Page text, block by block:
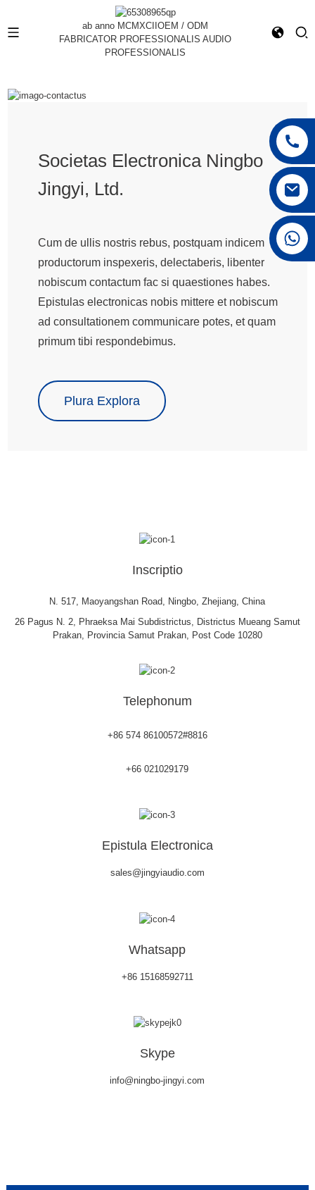
ab anno MCMXCIIOEM / ODM
FABRICATOR PROFESSIONALIS AUDIO
PROFESSIONALIS
Societas Electronica Ningbo
Jingyi, Ltd.
Cum de ullis nostris rebus, postquam indicem
productorum inspexeris, delectaberis, libenter
nobiscum contactum fac si quaestiones habes.
Epistulas electronicas nobis mittere et nobiscum
ad consultationem communicare potes, et quam
primum tibi respondebimus.
Plura Explora
Inscriptio
N. 517, Maoyangshan Road, Ningbo, Zhejiang, China
26 Pagus N. 2, Phraeksa Mai Subdistrictus, Districtus Mueang Samut
Prakan, Provincia Samut Prakan, Post Code 10280
Telephonum
+86 574 86100572#8816
+66 021029179
Epistula Electronica
sales@jingyiaudio.com
Whatsapp
+86 15168592711
Skype
info@ningbo-jingyi.com